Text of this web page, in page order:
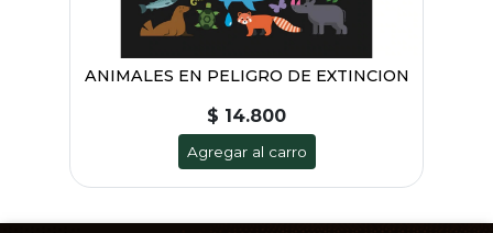
ANIMALES EN PELIGRO DE EXTINCION
$ 14.800
Agregar al carro